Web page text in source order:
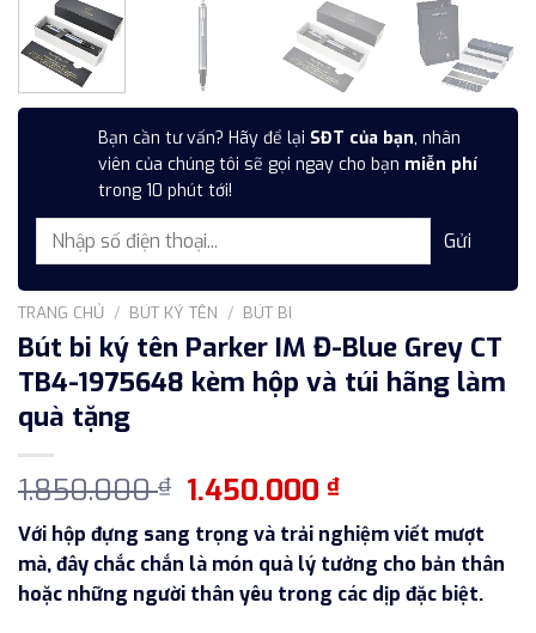
Bạn cần tư vấn? Hãy để lại SĐT của bạn, nhân
viên của chúng tôi sẽ gọi ngay cho bạn miễn phí
trong 10 phút tới!
TRANG CHỦ / BÚT KÝ TÊN / BÚT BI
Bút bi ký tên Parker IM Đ-Blue Grey CT
TB4-1975648 kèm hộp và túi hãng làm
quà tặng
1.850.000₫ Giá
gốc
là:
1.850.000 ₫.
1.450.000₫Giá
hiện
tại
là:
1.450.000 ₫.
Với hộp đựng sang trọng và trải nghiệm viết mượt
mà, đây chắc chắn là món quà lý tưởng cho bản thân
hoặc những người thân yêu trong các dịp đặc biệt.